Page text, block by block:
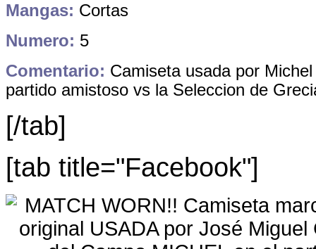
Mangas: Cortas
Numero: 5
Comentario: Camiseta usada por
partido amistoso vs la Seleccion de
[/tab]
[tab title="Facebook"]